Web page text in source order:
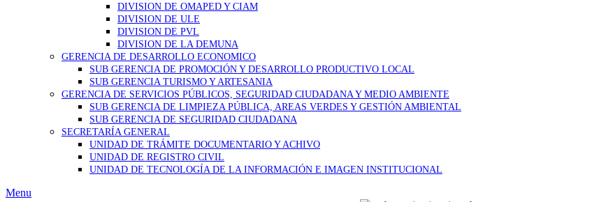
DIVISION DE OMAPED Y CIAM
DIVISION DE ULE
DIVISION DE PVL
DIVISION DE LA DEMUNA
GERENCIA DE DESARROLLO ECONOMICO
SUB GERENCIA DE PROMOCIÓN Y DESARROLLO PRODUCTIVO LOCAL
SUB GERENCIA TURISMO Y ARTESANIA
GERENCIA DE SERVICIOS PÚBLICOS, SEGURIDAD CIUDADANA Y MEDIO AMBIENTE
SUB GERENCIA DE LIMPIEZA PÚBLICA, AREAS VERDES Y GESTIÓN AMBIENTAL
SUB GERENCIA DE SEGURIDAD CIUDADANA
SECRETARÍA GENERAL
UNIDAD DE TRÁMITE DOCUMENTARIO Y ACHIVO
UNIDAD DE REGISTRO CIVIL
UNIDAD DE TECNOLOGÍA DE LA INFORMACIÓN E IMAGEN INSTITUCIONAL
Menu